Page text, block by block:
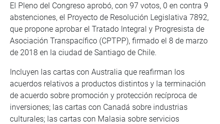
El Pleno del Congreso aprobó, con 97 votos, 0 en contra 9
abstenciones, el Proyecto de Resolución Legislativa 7892,
que propone aprobar el Tratado Integral y Progresista de
Asociación Transpacífico (CPTPP), firmado el 8 de marzo
de 2018 en la ciudad de Santiago de Chile.
Incluyen las cartas con Australia que reafirman los
acuerdos relativos a productos distintos y la terminación
de acuerdo sobre promoción y protección recíproca de
inversiones; las cartas con Canadá sobre industrias
culturales; las cartas con Malasia sobre servicios